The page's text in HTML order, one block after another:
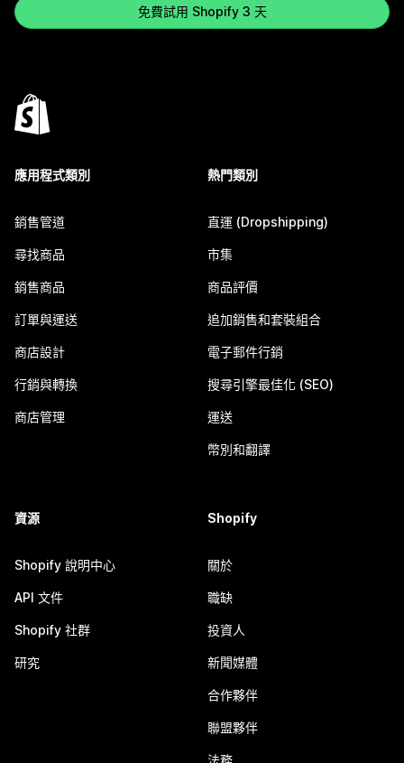
免費試用 Shopify 3 天
應用程式類別
銷售管道
尋找商品
銷售商品
訂單與運送
商店設計
行銷與轉換
商店管理
熱門類別
直運 (Dropshipping)
市集
商品評價
追加銷售和套裝組合
電子郵件行銷
搜尋引擎最佳化 (SEO)
運送
幣別和翻譯
資源
Shopify 說明中心
API 文件
Shopify 社群
研究
Shopify
關於
職缺
投資人
新聞媒體
合作夥伴
聯盟夥伴
法務